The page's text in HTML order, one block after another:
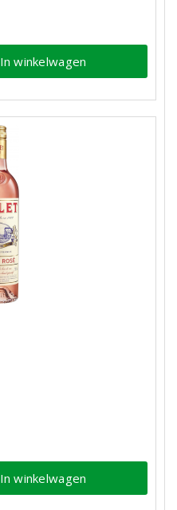
In winkelwagen
In winkelwagen